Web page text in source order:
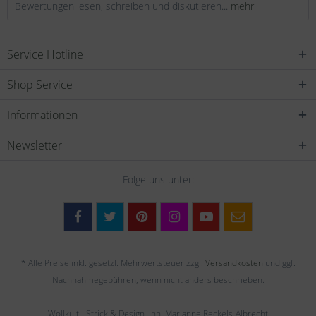
Bewertungen lesen, schreiben und diskutieren... mehr
Service Hotline
Shop Service
Informationen
Newsletter
Folge uns unter:
* Alle Preise inkl. gesetzl. Mehrwertsteuer zzgl. Versandkosten und ggf.
Nachnahmegebühren, wenn nicht anders beschrieben.
Wollkult - Strick & Design, Inh. Marianne Reckels-Albrecht